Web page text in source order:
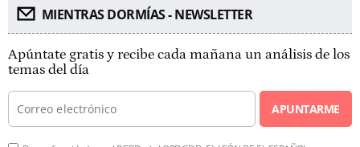
MIENTRAS DORMÍAS - NEWSLETTER
Apúntate gratis y recibe cada mañana un análisis de los
temas del día
APUNTARME